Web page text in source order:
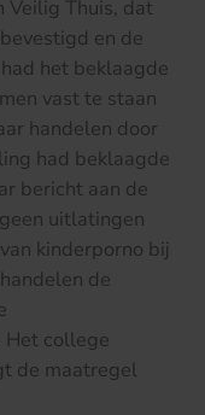
Veilig Thuis, dat
en de
het beklaagde
vast te staan
handelen door
had beklaagde
bericht aan de
uitlatingen
kinderporno bij
de
Het college
de maatregel